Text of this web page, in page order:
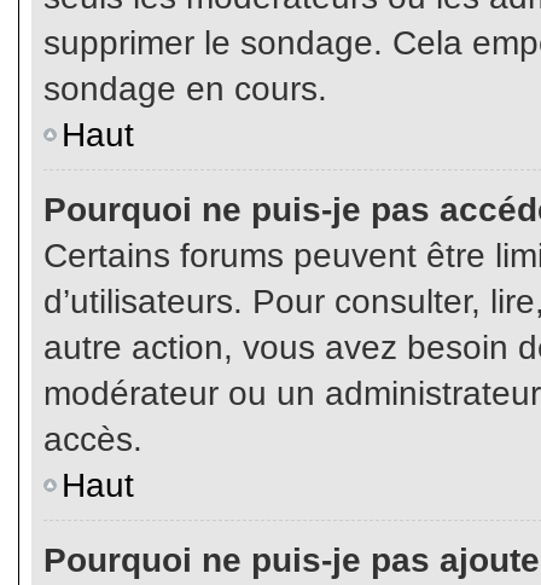
supprimer le sondage. Cela
sondage en cours.
Haut
Pourquoi ne puis-je pas
Certains forums peuvent être
d’utilisateurs. Pour consulter,
autre action, vous avez besoin
modérateur ou un
accès.
Haut
Pourquoi ne puis-je pas